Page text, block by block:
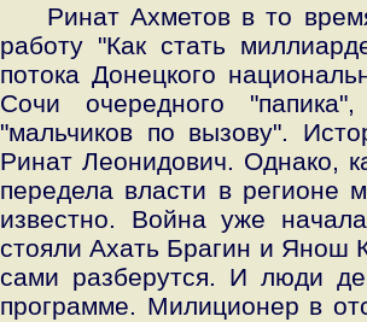
Ринат Ахметов в то
работу "Как стать
потока Донецкого
Сочи очередного
"мальчиков по вызову".
Ринат Леонидович. Однако,
передела власти в регионе
известно. Война уже
стояли Ахать Брагин и Янош
сами разберутся. И люди
программе. Милиционер в